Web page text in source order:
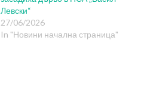
Левски“
27/06/2026
In "Новини начална страница"